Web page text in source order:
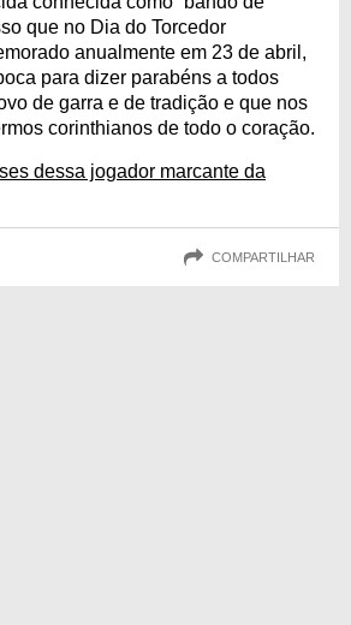
que no Dia do Torcedor
anualmente em 23 de abril,
para dizer parabéns a todos
de garra e de tradição e que nos
corinthianos de todo o coração.
dessa jogador marcante da
COMPARTILHAR